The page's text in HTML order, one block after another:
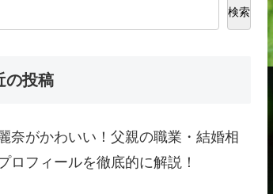
検索
の投稿
奈がかわいい！父親の職業・結婚相
ロフィールを徹底的に解説！